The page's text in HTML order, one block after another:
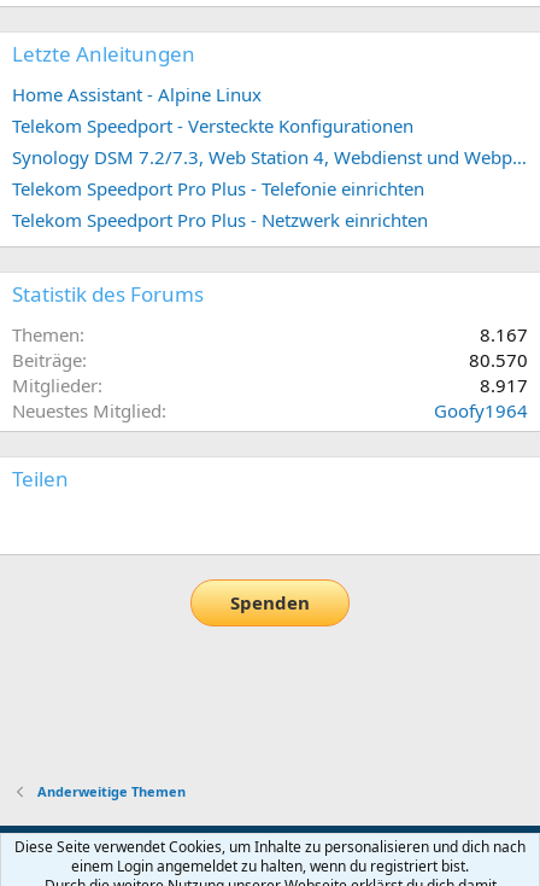
Letzte Anleitungen
Home Assistant - Alpine Linux
Telekom Speedport - Versteckte Konfigurationen
Synology DSM 7.2/7.3, Web Station 4, Webdienst und Webportal erstellen (ehemals vHost)
Telekom Speedport Pro Plus - Telefonie einrichten
Telekom Speedport Pro Plus - Netzwerk einrichten
Statistik des Forums
Themen
8.167
Beiträge
80.570
Mitglieder
8.917
Neuestes Mitglied
Goofy1964
Teilen
Spenden
Anderweitige Themen
Default-Theme
Nutzungsbedingungen
Datenschutz Hilfe und Impressum Start
Diese Seite verwendet Cookies, um Inhalte zu personalisieren und dich nach
einem Login angemeldet zu halten, wenn du registriert bist.